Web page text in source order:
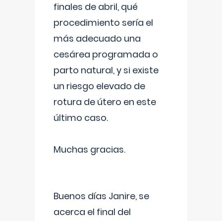
finales de abril, qué
procedimiento sería el
más adecuado una
cesárea programada o
parto natural, y si existe
un riesgo elevado de
rotura de útero en este
último caso.
Muchas gracias.
Buenos días Janire, se
acerca el final del